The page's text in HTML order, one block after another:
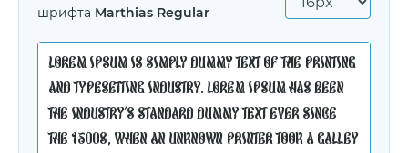
шрифта Marthias Regular